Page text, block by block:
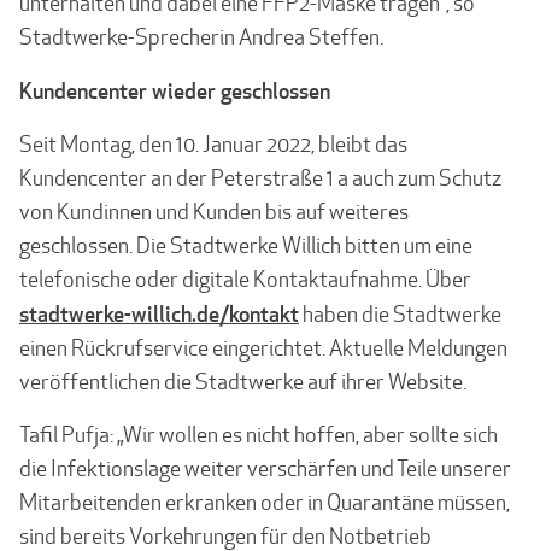
Stadtwerke-Sprecherin Andrea Steffen.
Kundencenter wieder geschlossen
Seit Montag, den 10. Januar 2022, bleibt das
Kundencenter an der Peterstraße 1 a auch zum Schutz
von Kundinnen und Kunden bis auf weiteres
geschlossen. Die Stadtwerke Willich bitten um eine
telefonische oder digitale Kontaktaufnahme. Über
stadtwerke-willich.de/kontakthaben die Stadtwerke
einen Rückrufservice eingerichtet. Aktuelle Meldungen
veröffentlichen die Stadtwerke auf ihrer Website.
Tafil Pufja: „Wir wollen es nicht hoffen, aber sollte sich
die Infektionslage weiter verschärfen und Teile unserer
Mitarbeitenden erkranken oder in Quarantäne müssen,
sind bereits Vorkehrungen für den Notbetrieb